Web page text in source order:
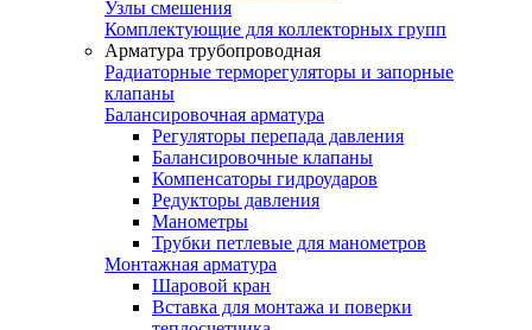
Узлы смешения
Комплектующие для коллекторных групп
Арматура трубопроводная
Радиаторные терморегуляторы и запорные
клапаны
Балансировочная арматура
Регуляторы перепада давления
Балансировочные клапаны
Компенсаторы гидроударов
Редукторы давления
Манометры
Трубки петлевые для манометров
Монтажная арматура
Шаровой кран
Вставка для монтажа и поверки